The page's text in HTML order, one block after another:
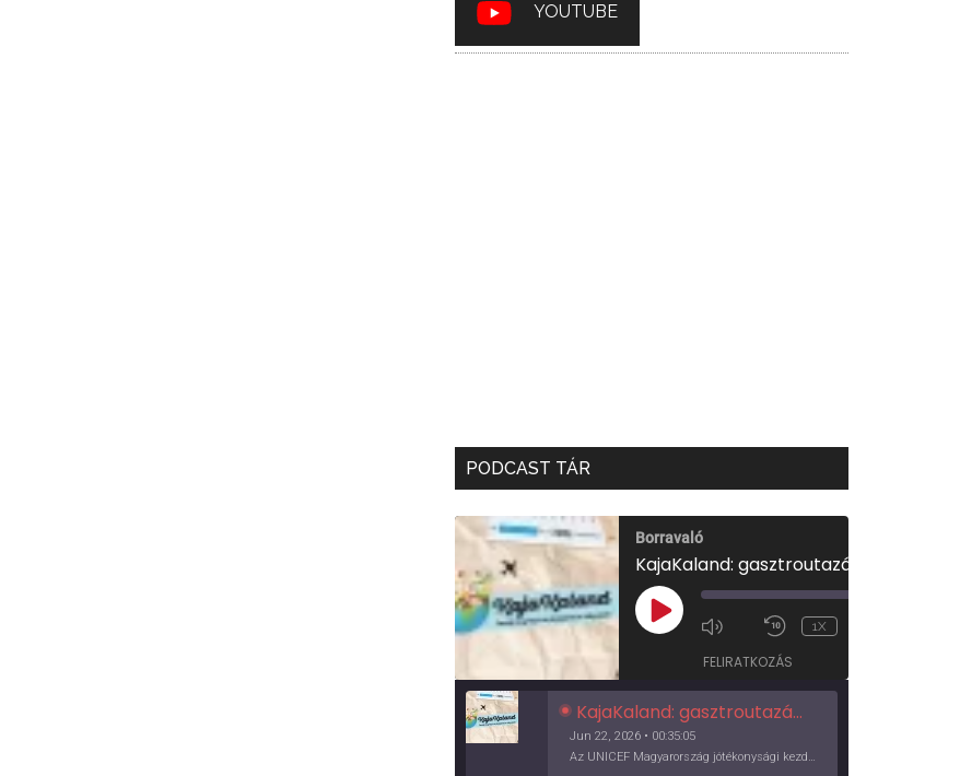
YOUTUBE
PODCAST TÁR
Borravaló
PLAY
EPISODE
1X
FELIRATKOZÁS
KajaKaland: gasztroutazás a föld körül
Jun 22, 2026 • 00:35:05
Az UNICEF Magyarország jótékonysági kezdeményezése izgalmas, egész éves világkörüli ízutazásra hív, igazi családi program és gasztroedukáció, illetve segítség a rászorulóknak is egyben.